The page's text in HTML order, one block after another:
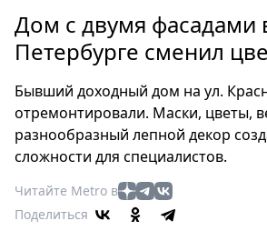
Россия
Мир
Еда
Туризм
Мода
Театр
Кино
Афиша
Дом с двумя фасадами
Петербурге сменил
Бывший доходный дом на ул.
отремонтировали. Маски, цветы,
разнообразный лепной декор
сложности для специалистов.
Читайте Metro в
Поделиться